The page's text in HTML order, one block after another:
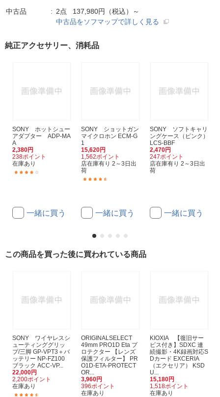
中古品
2点 137,980円（税込）～
中古品をソフマップで詳しく見る
純正アクセサリー、消耗品
SONY ホットシュー
アダプター ADP-MA
A
2,380円
238ポイント
在庫あり
一緒に買う
SONY ショットガン
マイクロホン ECM-G
1
15,620円
1,562ポイント
店在庫有り 2～3日出
荷
一緒に買う
SONY ソフトキャリ
ングケース（ピンク）
LCS-BBF
2,470円
247ポイント
店在庫有り 2～3日出
荷
一緒に買う
この商品を買った後に買われている商品
SONY ワイヤレスシ
ューティンググリッ
プ/三脚 GP-VPT3＋バ
ッテリー NP-FZ100
ブラック ACC-VP...
22,000円
2,200ポイント
在庫あり
ORIGINALSELECT
49mm PRO1D Eta プ
ロテクター 【レンズ
保護フィルター】 PR
O1D-ETA-PROTECT
OR...
3,960円
396ポイント
在庫あり
KIOXIA 【復旧サー
ビス付き】SDXC 連
続撮影・4K録画対応S
Dカード EXCERIA
（エクセリア） KSD
U...
15,180円
1,518ポイント
在庫あり